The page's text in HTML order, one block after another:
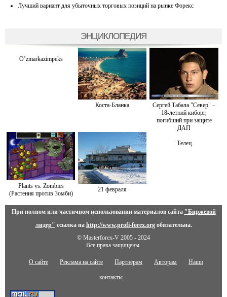
Лучший вариант для убыточных торговых позиций на рынке Форекс
ЭНЦИКЛОПЕДИЯ
O’zmarkazimpeks
Коста-Бланка
Сергей Табала "Север" –
18-летний киборг,
погибший при защите
ДАП
Plants vs. Zombies
(Растения против Зомби)
21 февраля
Телец
При полном или частичном использовании материалов сайта "Биржевой
лидер" ссылка на http://www.profi-forex.orgобязательна.
© Masterforex-V 2005 - 2024
Все права защищены.
О сайте Реклама на сайте Партнерам Авторам Наши
контакты